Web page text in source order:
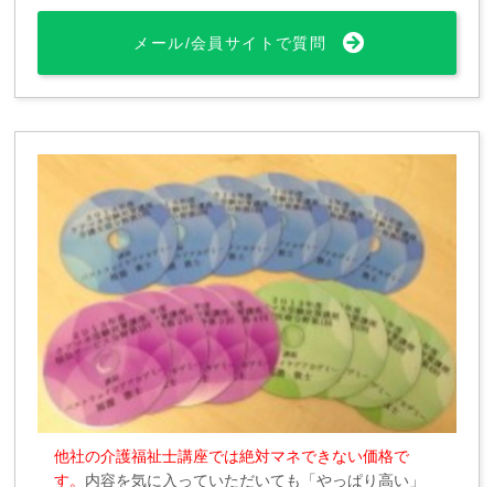
メール/会員サイトで質問
他社の介護福祉士講座では絶対マネできない価格で
す。 内容を気に入っていただいても「やっぱり高い」